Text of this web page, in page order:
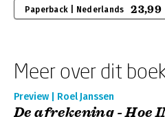
Paperback | Nederlands 23,99
Meer over dit
Preview | Roel Janssen
De afrekening - Hoe